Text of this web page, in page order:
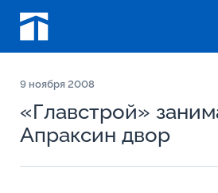
9ноября 2008
«Главстрой»
Апраксин двор